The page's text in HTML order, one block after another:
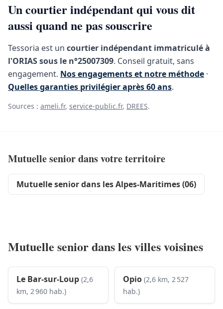
Un courtier indépendant qui vous dit
aussi quand ne pas souscrire
Tessoria est un courtier indépendant immatriculé à
l'ORIAS sous le n°25007309. Conseil gratuit, sans
engagement. Nos engagements et notre méthode ·
Quelles garanties privilégier après 60 ans.
Sources : ameli.fr, service-public.fr, DREES.
Mutuelle senior dans votre territoire
Mutuelle senior dans les Alpes-Maritimes (06)
Mutuelle senior dans les villes voisines
Le Bar-sur-Loup (2,6
km, 2 960 hab.)
Opio (2,6 km, 2 527
hab.)